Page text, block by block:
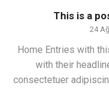
This is a
24
Home Entries with
with their
consectetuer